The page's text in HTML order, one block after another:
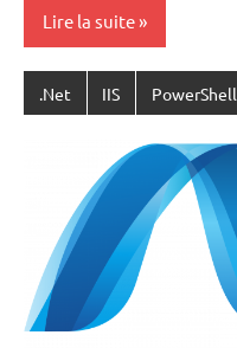
Lire la suite
.Net IIS PowerShell